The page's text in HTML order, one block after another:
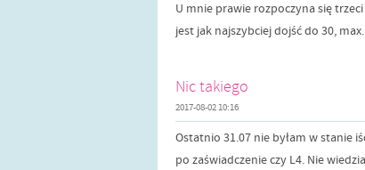
U mnie prawie rozpoczyna się
jest jak najszybciej dojść do 30,
Nic takiego
2017-08-02 10:16
Ostatnio 31.07 nie byłam w stanie
po zaświadczenie czy L4. Nie